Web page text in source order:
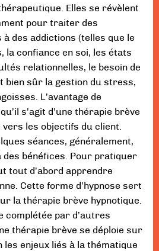
Elles se révèlent
pour traiter des
des addictions (telles que le
la confiance en soi, les états
relationnelles, le besoin de
bien sûr la gestion du stress,
L’avantage de
s’agit d’une thérapie brève
les objectifs du client.
séances, généralement,
des bénéfices. Pour pratiquer
tout d’abord apprendre
Cette forme d’hypnose sert
la thérapie brève hypnotique.
complétée par d’autres
thérapie brève se déploie sur
les enjeux liés à la thématique